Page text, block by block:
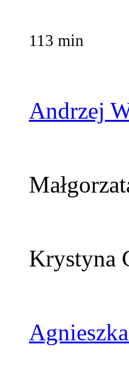
113 min
Andrzej
Krystyna